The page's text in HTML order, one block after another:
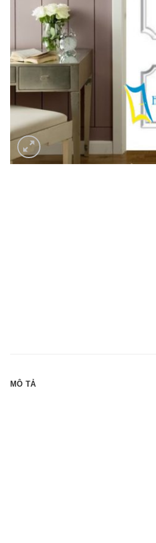
MÔ TẢ